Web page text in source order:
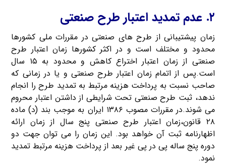
۲. عدم تمدید اعتبار طرح صنعتی
زمان پیشتیبانی از طرح های صنعتی در مقررات ملی کشورها
محدود و مختلف است و در اکثر کشورها زمان اعتبار طرح
صنعتی از زمان اعتبار اختراع کاهش و محدود به ۱۵ سال
است.پس از اتمام زمان اعتبار طرح صنعتی و یا در زمانی که
صاحب نسبت به پرداخت هزینه مرتبط به تمدید طرح را انجام
ندهد، ثبت طرح صنعتی تحت شرایطی از داشتن اعتبار محروم
می شوند.در مقررات مصوب ۱۳۸۶ ایران به موجب بند (د) ماده
۲۸ قانون،زمان اعتبار طرح صنعتی پنج سال از زمان ارائه
اظهارنامه ثبت آن خواهد بود. این زمان را می توان جهت دو
دوره پنج ساله پی در پی غیر بعد از پرداخت هزینه مرتبط تمدید
نمود.